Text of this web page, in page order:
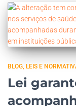
BLOG LEIS E
Lei